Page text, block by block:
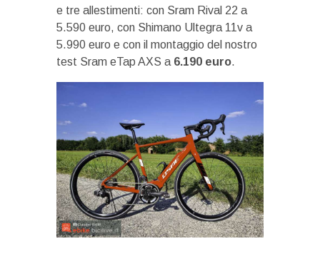
e tre allestimenti: con Sram Rival 22 a
5.590 euro, con Shimano Ultegra 11v a
5.990 euro e con il montaggio del nostro
test Sram eTap AXS a 6.190 euro.